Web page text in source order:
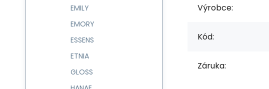
Výrobce:
Kód:
Záruka:
EMILY
EMORY
ESSENS
ETNIA
GLOSS